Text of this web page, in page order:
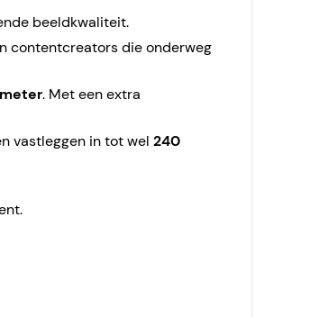
beeldkwaliteit.
contentcreators die onderweg
. Met een extra
vastleggen in tot wel 240